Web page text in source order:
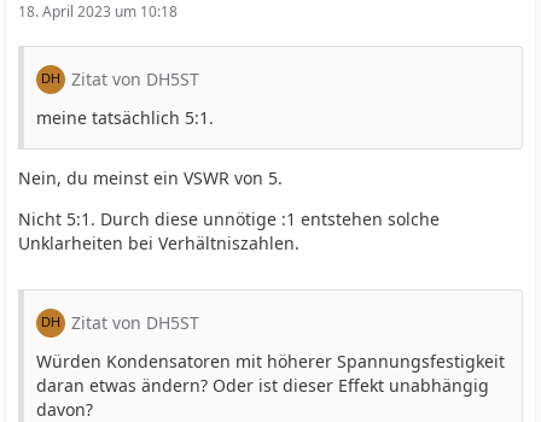
18. April 2023 um 10:18
Zitat von DH5ST
meine tatsächlich 5:1.
Nein, du meinst ein VSWR von 5.
Nicht 5:1. Durch diese unnötige :1 entstehen solche
Unklarheiten bei Verhältniszahlen.
Zitat von DH5ST
Würden Kondensatoren mit höherer Spannungsfestigkeit
daran etwas ändern? Oder ist dieser Effekt unabhängig
davon?